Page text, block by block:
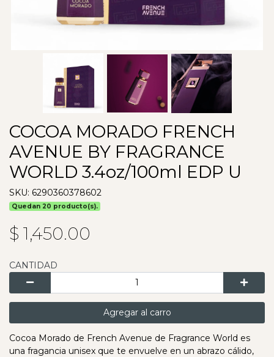
COCOA MORADO FRENCH
AVENUE BY FRAGRANCE
WORLD 3.4oz/100ml EDP U
SKU: 6290360378602
Quedan 20 producto(s).
$ 1,450.00
CANTIDAD
Agregar al carro
Cocoa Morado de French Avenue de Fragrance World es
una fragancia unisex que te envuelve en un abrazo cálido,